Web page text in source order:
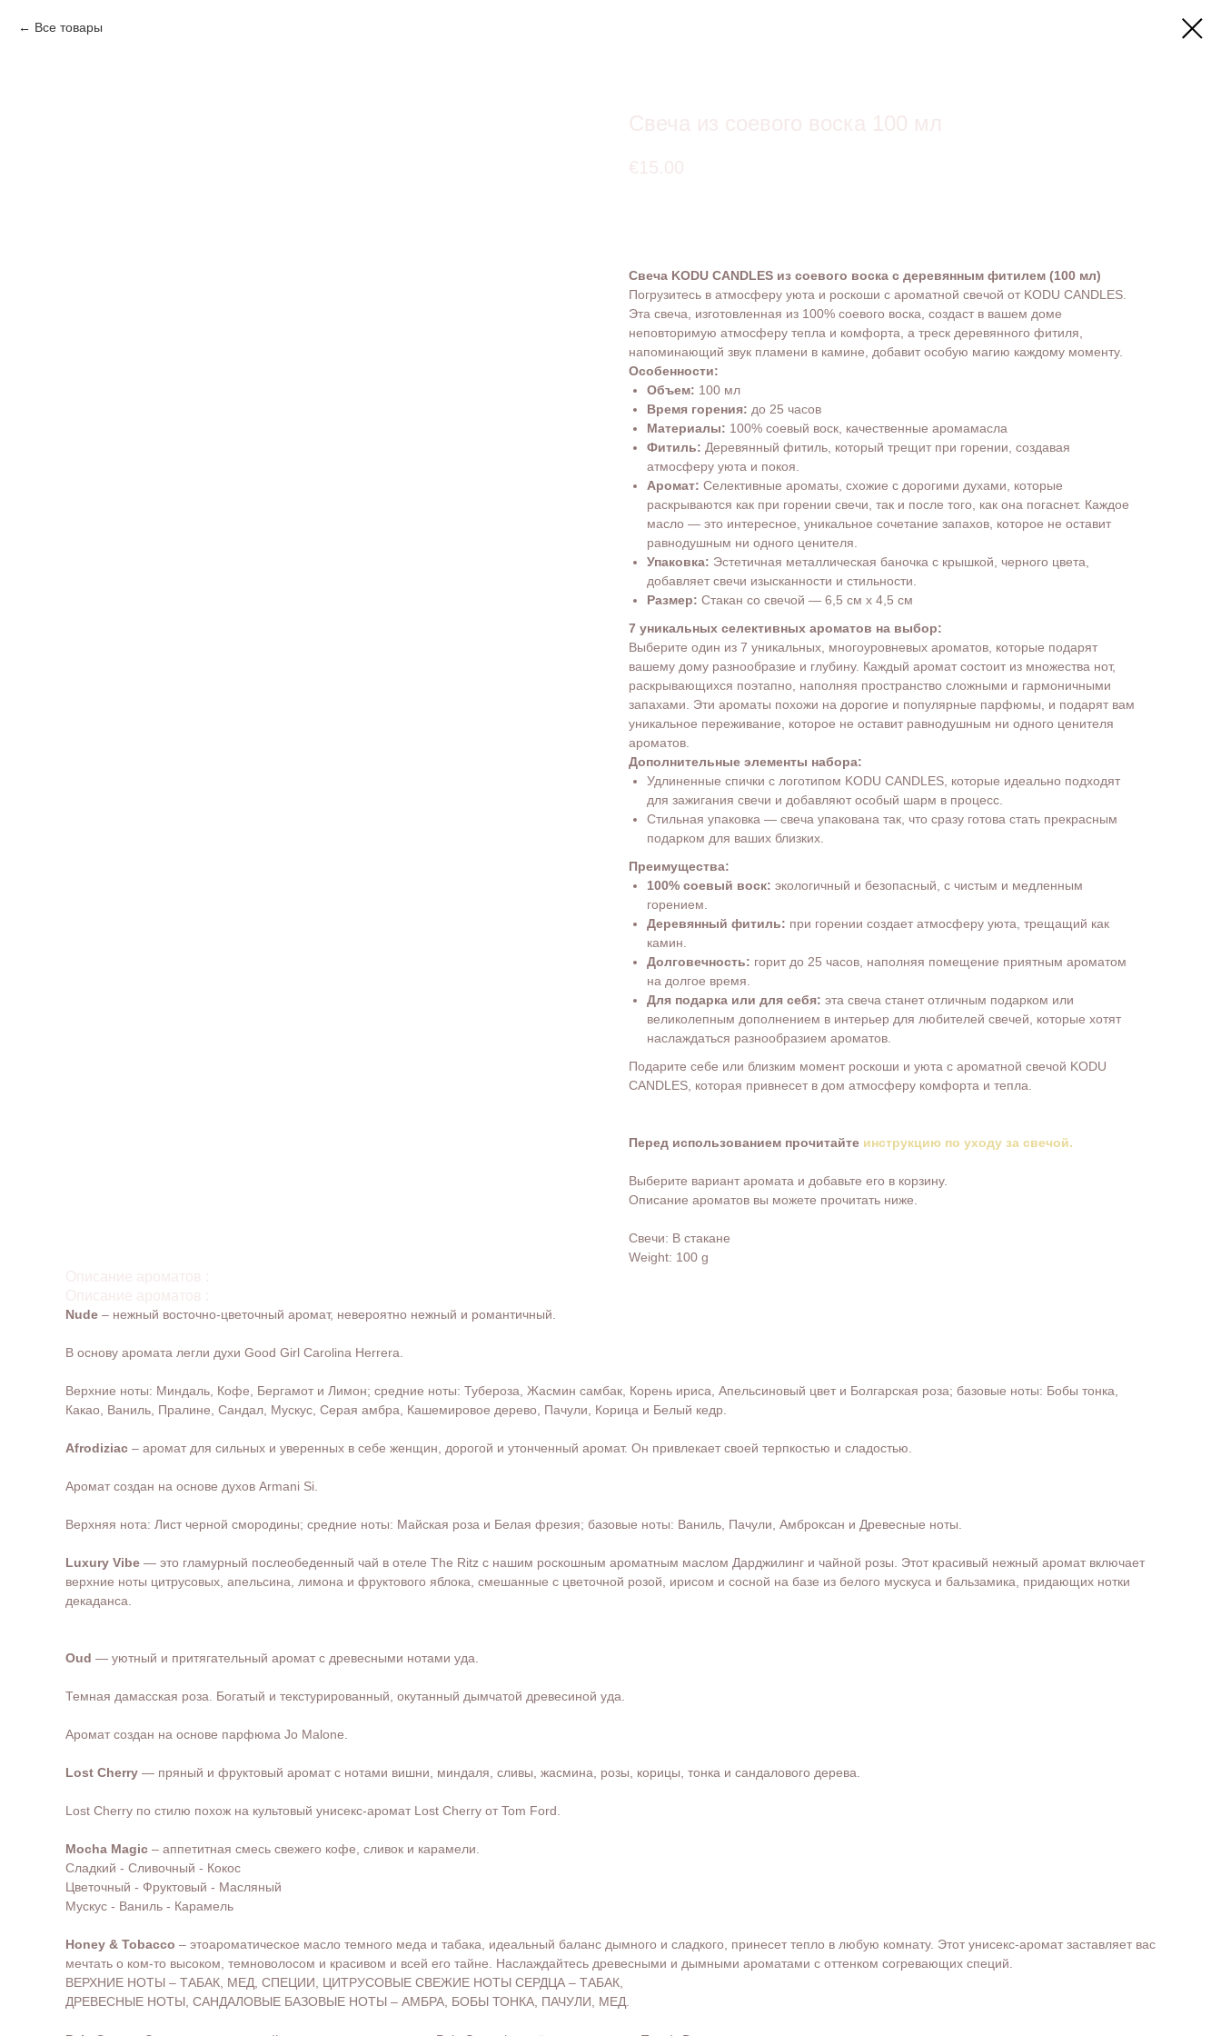
Все товары
Свеча KODU CANDLES из соевого воска с деревянным фитилем (100 мл)
Погрузитесь в атмосферу уюта и роскоши с ароматной свечой от KODU CANDLES.
Эта свеча, изготовленная из 100% соевого воска, создаст в вашем доме
неповторимую атмосферу тепла и комфорта, а треск деревянного фитиля,
напоминающий звук пламени в камине, добавит особую магию каждому моменту.
Особенности:
Объем: 100 мл
Время горения: до 25 часов
Материалы: 100% соевый воск, качественные аромамасла
Фитиль: Деревянный фитиль, который трещит при горении, создавая
атмосферу уюта и покоя.
Аромат: Селективные ароматы, схожие с дорогими духами, которые
раскрываются как при горении свечи, так и после того, как она погаснет. Каждое
масло — это интересное, уникальное сочетание запахов, которое не оставит
равнодушным ни одного ценителя.
Упаковка: Эстетичная металлическая баночка с крышкой, черного цвета,
добавляет свечи изысканности и стильности.
Размер: Стакан со свечой — 6,5 см х 4,5 см
7 уникальных селективных ароматов на выбор:
Выберите один из 7 уникальных, многоуровневых ароматов, которые подарят
вашему дому разнообразие и глубину. Каждый аромат состоит из множества нот,
раскрывающихся поэтапно, наполняя пространство сложными и гармоничными
запахами. Эти ароматы похожи на дорогие и популярные парфюмы, и подарят вам
уникальное переживание, которое не оставит равнодушным ни одного ценителя
ароматов.
Дополнительные элементы набора:
Удлиненные спички с логотипом KODU CANDLES, которые идеально подходят
для зажигания свечи и добавляют особый шарм в процесс.
Стильная упаковка — свеча упакована так, что сразу готова стать прекрасным
подарком для ваших близких.
Преимущества:
100% соевый воск: экологичный и безопасный, с чистым и медленным
горением.
Деревянный фитиль: при горении создает атмосферу уюта, трещащий как
камин.
Долговечность: горит до 25 часов, наполняя помещение приятным ароматом
на долгое время.
Для подарка или для себя: эта свеча станет отличным подарком или
великолепным дополнением в интерьер для любителей свечей, которые хотят
наслаждаться разнообразием ароматов.
Подарите себе или близким момент роскоши и уюта с ароматной свечой KODU
CANDLES, которая привнесет в дом атмосферу комфорта и тепла.
Перед использованием прочитайте инструкцию по уходу за свечой.
Выберите вариант аромата и добавьте его в корзину.
Описание ароматов вы можете прочитать ниже.
Свечи: В стакане
Weight: 100 g
Nude – нежный восточно-цветочный аромат, невероятно нежный и романтичный.
В основу аромата легли духи Good Girl Carolina Herrera.
Верхние ноты: Миндаль, Кофе, Бергамот и Лимон; средние ноты: Тубероза, Жасмин самбак, Корень ириса, Апельсиновый цвет и Болгарская роза; базовые ноты: Бобы тонка,
Какао, Ваниль, Пралине, Сандал, Мускус, Серая амбра, Кашемировое дерево, Пачули, Корица и Белый кедр.
Afrodiziac – аромат для сильных и уверенных в себе женщин, дорогой и утонченный аромат. Он привлекает своей терпкостью и сладостью.
Аромат создан на основе духов Armani Si.
Верхняя нота: Лист черной смородины; средние ноты: Майская роза и Белая фрезия; базовые ноты: Ваниль, Пачули, Амброксан и Древесные ноты.
Luxury Vibe — это гламурный послеобеденный чай в отеле The Ritz с нашим роскошным ароматным маслом Дарджилинг и чайной розы. Этот красивый нежный аромат включает
верхние ноты цитрусовых, апельсина, лимона и фруктового яблока, смешанные с цветочной розой, ирисом и сосной на базе из белого мускуса и бальзамика, придающих нотки
декаданса.
Oud — уютный и притягательный аромат с древесными нотами уда.
Темная дамасская роза. Богатый и текстурированный, окутанный дымчатой древесиной уда.
Аромат создан на основе парфюма Jo Malone.
Lost Cherry — пряный и фруктовый аромат с нотами вишни, миндаля, сливы, жасмина, розы, корицы, тонка и сандалового дерева.
Lost Cherry по стилю похож на культовый унисекс-аромат Lost Cherry от Tom Ford.
Mocha Magic – аппетитная смесь свежего кофе, сливок и карамели.
Сладкий - Сливочный - Кокос
Цветочный - Фруктовый - Масляный
Мускус - Ваниль - Карамель
Honey & Tobacco – этоароматическое масло темного меда и табака, идеальный баланс дымного и сладкого, принесет тепло в любую комнату. Этот унисекс-аромат заставляет вас
мечтать о ком-то высоком, темноволосом и красивом и всей его тайне. Наслаждайтесь древесными и дымными ароматами с оттенком согревающих специй.
ВЕРХНИЕ НОТЫ – ТАБАК, МЕД, СПЕЦИИ, ЦИТРУСОВЫЕ СВЕЖИЕ НОТЫ СЕРДЦА – ТАБАК,
ДРЕВЕСНЫЕ НОТЫ, САНДАЛОВЫЕ БАЗОВЫЕ НОТЫ – АМБРА, БОБЫ ТОНКА, ПАЧУЛИ, МЕД.